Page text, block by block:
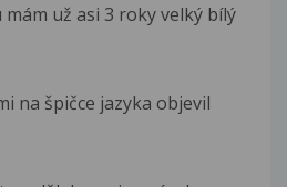
už asi 3 roky velký bílý
na špičce jazyka objevil